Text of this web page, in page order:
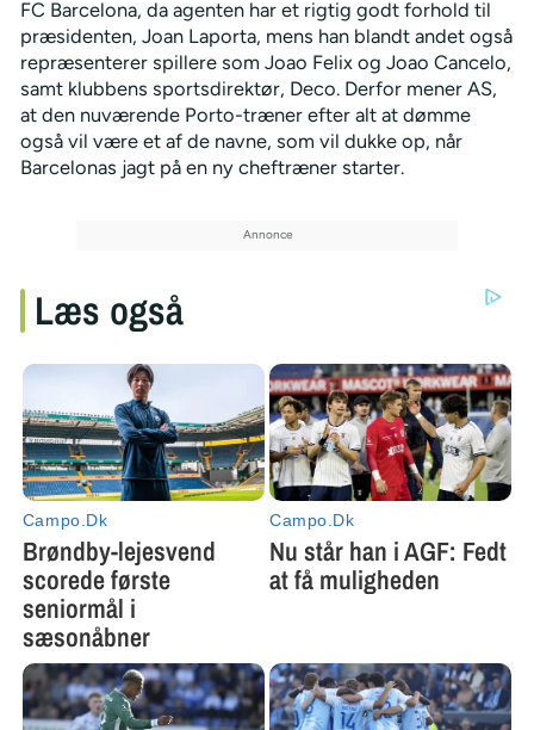
FC Barcelona, da agenten har et rigtig godt forhold til
præsidenten, Joan Laporta, mens han blandt andet også
repræsenterer spillere som Joao Felix og Joao Cancelo,
samt klubbens sportsdirektør, Deco. Derfor mener AS,
at den nuværende Porto-træner efter alt at dømme
også vil være et af de navne, som vil dukke op, når
Barcelonas jagt på en ny cheftræner starter.